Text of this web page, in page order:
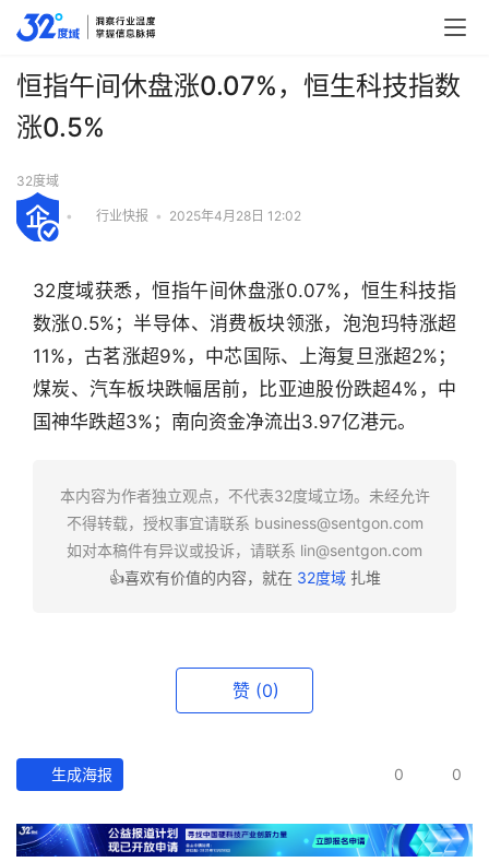
行
深
产
恒指午间休盘涨0.07%，恒生科技指数
涨0.5%
32度域
• 行业快报 • 2025年4月28日 12:02
32度域获悉，恒指午间休盘涨0.07%，恒生科技指
数涨0.5%；半导体、消费板块领涨，泡泡玛特涨超
11%，古茗涨超9%，中芯国际、上海复旦涨超2%；
煤炭、汽车板块跌幅居前，比亚迪股份跌超4%，中
国神华跌超3%；南向资金净流出3.97亿港元。
本内容为作者独立观点，不代表32度域立场。未经允许
不得转载，授权事宜请联系 business@sentgon.com
如对本稿件有异议或投诉，请联系 lin@sentgon.com
👍喜欢有价值的内容，就在 32度域扎堆
赞 (0)
生成海报 0 0